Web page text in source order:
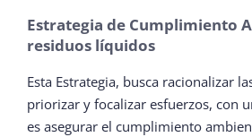
Estrategia de Cumplimiento
residuos líquidos
Esta Estrategia, busca racionalizar
priorizar y focalizar esfuerzos, con
es asegurar el cumplimiento